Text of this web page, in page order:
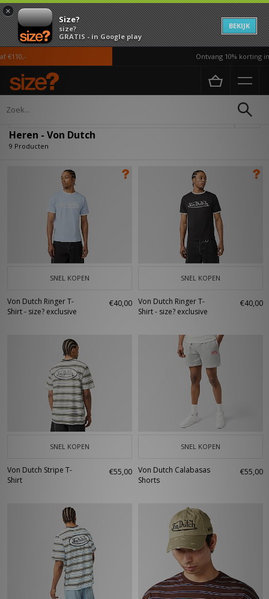
×
Size?
size?
GRATIS - in Google play
BEKIJK
Ontvang 10% korting in
Home Heren
Heren - Von Dutch
9 Producten
SNEL KOPEN
Von Dutch Ringer T-
Shirt - size? exclusive
€40,00
SNEL KOPEN
Von Dutch Ringer T-
Shirt - size? exclusive
€40,00
SNEL KOPEN
Von Dutch Stripe T-
Shirt
€55,00
SNEL KOPEN
Von Dutch Calabasas
Shorts
€55,00